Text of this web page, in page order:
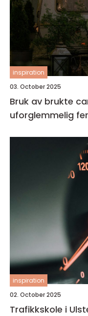
inspiration
03. October 2025
Bruk av brukte
uforglemmelig
inspiration
02. October 2025
Trafikkskole i